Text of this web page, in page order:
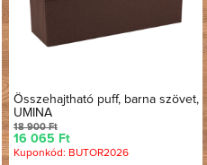
Összehajtható puff, barna szövet,
UMINA
18 900 Ft
16 065 Ft
Kuponkód: BUTOR2026